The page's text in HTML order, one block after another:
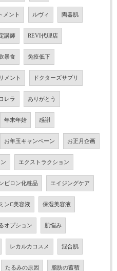
メント ルヴィ 陶器肌
講師 REVI代理店
暴食 免疫低下
メント ドクターズサプリ
レラ ありがとう
年末年始 感謝
お年玉キャンペーン お正月企画
エクストラクション
ビロン化粧品 エイジングケア
ンC美容液 保湿美容液
オプション 肌悩み
レカルカコスメ 混合肌
たるみの原因 脂肪の蓄積